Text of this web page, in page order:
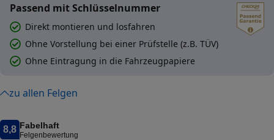
Passend mit Schlüsselnummer
Direkt montieren und losfahren
Ohne Vorstellung bei einer Prüfstelle (z.B. TÜV)
Ohne Eintragung in die Fahrzeugpapiere
zu allen Felgen
8,8 Fabelhaft
Felgenbewertung